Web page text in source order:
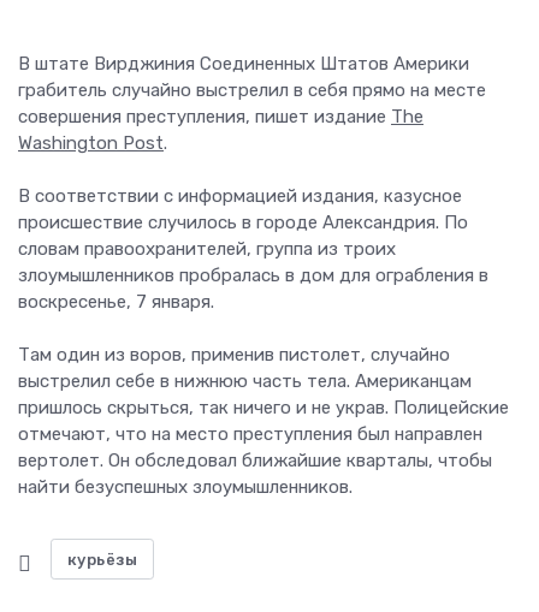
В штате Вирджиния Соединенных Штатов Америки
грабитель случайно выстрелил в себя прямо на месте
совершения преступления, пишет издание The
Washington Post.
В соответствии с информацией издания, казусное
происшествие случилось в городе Александрия. По
словам правоохранителей, группа из троих
злоумышленников пробралась в дом для ограбления в
воскресенье, 7 января.
Там один из воров, применив пистолет, случайно
выстрелил себе в нижнюю часть тела. Американцам
пришлось скрыться, так ничего и не украв. Полицейские
отмечают, что на место преступления был направлен
вертолет. Он обследовал ближайшие кварталы, чтобы
найти безуспешных злоумышленников.
курьёзы